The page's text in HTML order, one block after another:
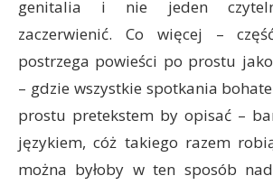
genitalia i nie jeden
zaczerwienić. Co więcej –
postrzega powieści po prostu
– gdzie wszystkie spotkania
prostu pretekstem by opisać –
językiem, cóż takiego razem
można byłoby w ten sposób